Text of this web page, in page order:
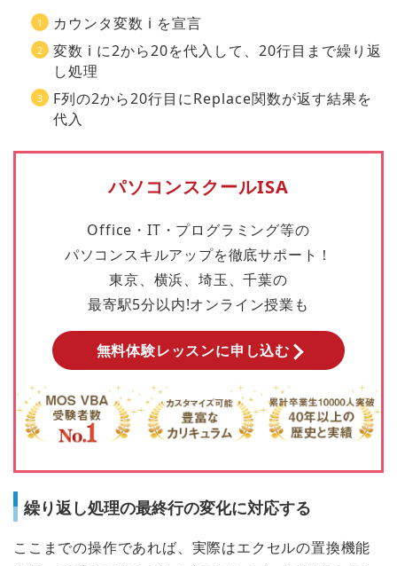
カウンタ変数 i を宣言
変数 i に2から20を代入して、20行目まで繰り返
し処理
F列の2から20行目にReplace関数が返す結果を
代入
パソコンスクールISA
Office・IT・プログラミング等の
パソコンスキルアップを徹底サポート！
東京、横浜、埼玉、千葉の
最寄駅5分以内!オンライン授業も
無料体験レッスンに申し込む
繰り返し処理の最終行の変化に対応する
ここまでの操作であれば、実際はエクセルの置換機能